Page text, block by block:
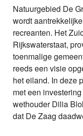
Natuurgebied De
wordt
recreanten. Het
Rijkswaterstaat,
toenmalige
reeds een visie
het eiland. In deze
met een
wethouder Dilia
dat De Zaag